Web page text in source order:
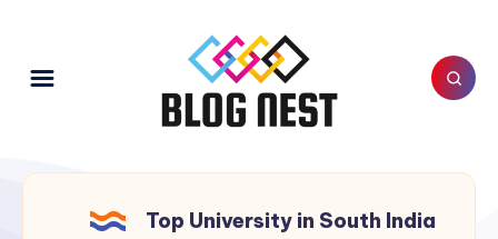
Top University in South India